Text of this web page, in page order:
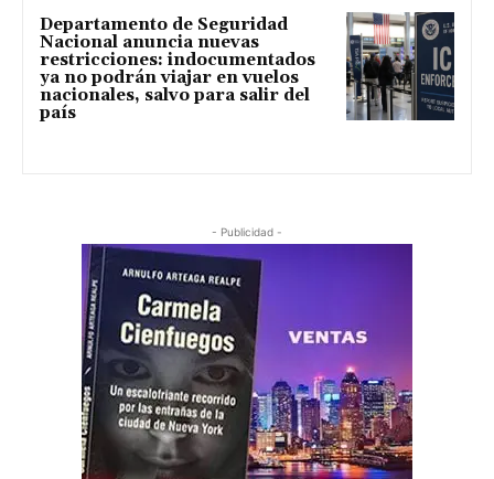
Departamento de Seguridad
Nacional anuncia nuevas
restricciones: indocumentados
ya no podrán viajar en vuelos
nacionales, salvo para salir del
país
- Publicidad -